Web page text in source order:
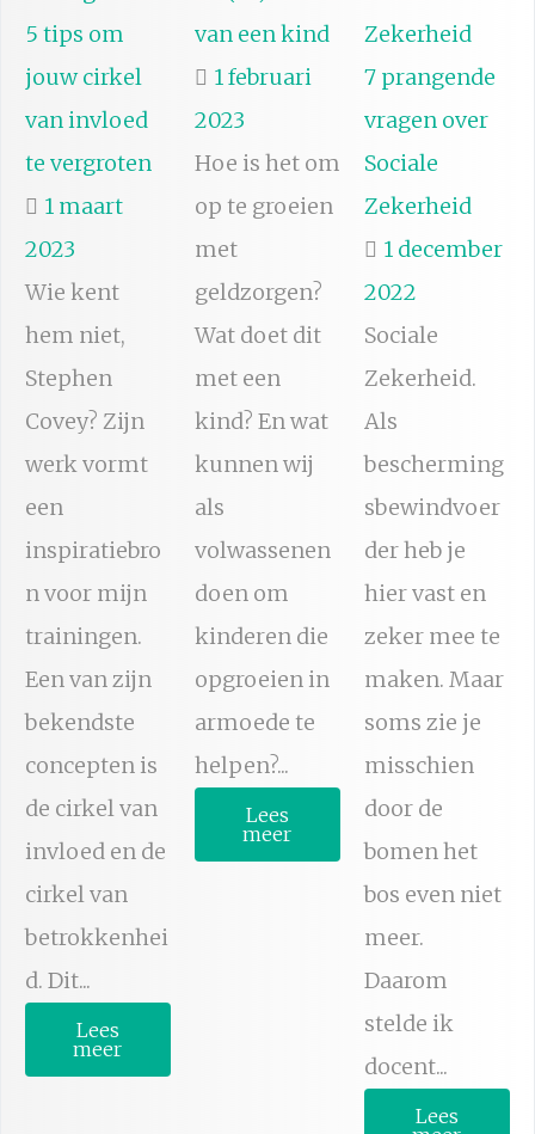
5 tips om
jouw cirkel
van invloed
te vergroten
1 maart
2023
Wie kent
hem niet,
Stephen
Covey? Zijn
werk vormt
een
inspiratiebro
n voor mijn
trainingen.
Een van zijn
bekendste
concepten is
de cirkel van
invloed en de
cirkel van
betrokkenhei
d. Dit...
Lees
meer
van een kind
1 februari
2023
Hoe is het om
op te groeien
met
geldzorgen?
Wat doet dit
met een
kind? En wat
kunnen wij
als
volwassenen
doen om
kinderen die
opgroeien in
armoede te
helpen?...
Lees
meer
7 prangende
vragen over
Sociale
Zekerheid
1 december
2022
Sociale
Zekerheid.
Als
bescherming
sbewindvoer
der heb je
hier vast en
zeker mee te
maken. Maar
soms zie je
misschien
door de
bomen het
bos even niet
meer.
Daarom
stelde ik
docent...
Lees